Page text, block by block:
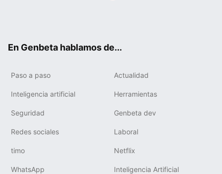
En Genbeta hablamos de...
Paso a paso Actualidad
Inteligencia artificial Herramientas
Seguridad Genbeta dev
Redes sociales Laboral
timo Netflix
WhatsApp Inteligencia Artificial